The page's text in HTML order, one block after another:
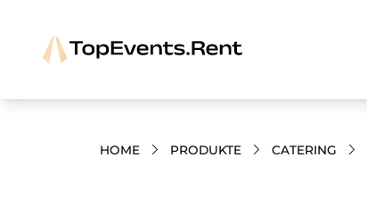
HOME PRODUKTE CATERING